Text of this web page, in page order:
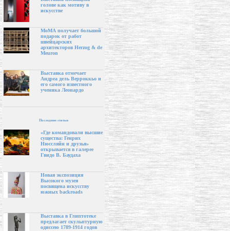
голове как мотиву в
искусстве
МоМА получает большой
подарок от работ
швейцарских
архитекторов Herzog & de
Meuron
Выставка отмечает
Андреа дель Верроккьо и
его самого известного
ученика Леонардо
Последние статьи
«Где командовали высшие
существа: Генрих
Нюссляйн и друзья»
открывается в галерее
Гвидо В. Баудаха
Новая экспозиция
Высокого музея
посвящена искусству
южных backroads
Выставка в Глиптотеке
предлагает скульптурную
одиссею 1789-1914 годов